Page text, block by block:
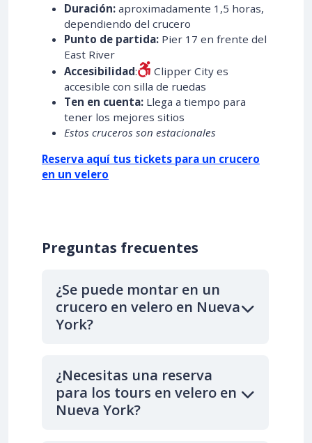
Duración: aproximadamente 1,5 horas,
dependiendo del crucero
Punto de partida: Pier 17 en frente del
East River
Accesibilidad:
Clipper City es
accesible con silla de ruedas
Ten en cuenta: Llega a tiempo para
tener los mejores sitios
Estos cruceros son estacionales
Reserva aquí tus tickets para un crucero
en un velero
Preguntas frecuentes
¿Se puede montar en un
crucero en velero en Nueva
York?
¿Necesitas una reserva
para los tours en velero en
Nueva York?